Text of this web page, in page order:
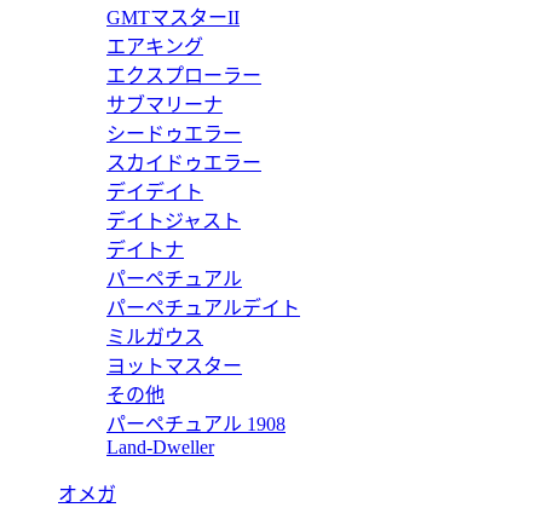
ーコピー 772520OR.OO.A809CR.01 スモールセコンド 【
ーコピー 772390OR.ZZ.A088CR.01 スモールセコンド 【
ーコピー 77239BC.ZZ.A002CR.01 スモールセコンド 【
ーコピー 77229BC.ZZ.A025MR.01 スモールセコンド 【
GMTマスターII
エアキング
エクスプローラー
サブマリーナ
シードゥエラー
スカイドゥエラー
デイデイト
デイトジャスト
デイトナ
パーペチュアル
パーペチュアルデイト
ミルガウス
ヨットマスター
その他
パーペチュアル 1908
Land-Dweller
オメガ